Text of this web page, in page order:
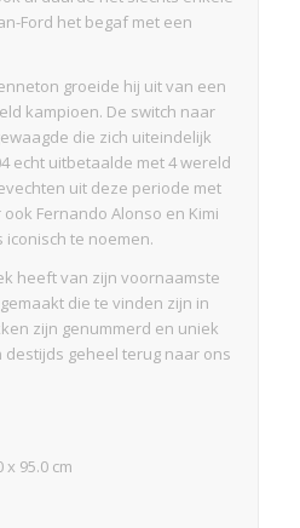
Ford het begaf met een
groeide hij uit van een
kampioen. De switch naar
die zich uiteindelijk
echt uitbetaalde met 4 wereld
uit deze periode met
Fernando Alonso en Kimi
iconisch te noemen.
heeft van zijn voornaamste
die te vinden zijn in
zijn genummerd en uniek
geheel terug naar ons
x 95.0 cm